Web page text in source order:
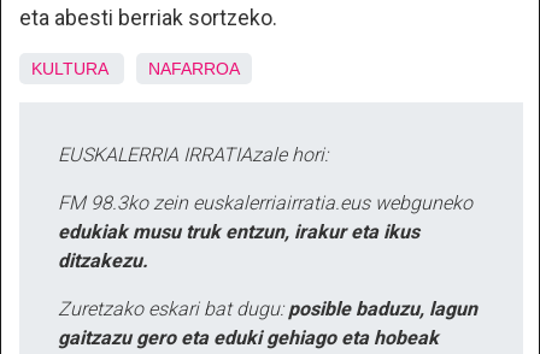
eta abesti berriak sortzeko.
KULTURA NAFARROA
EUSKALERRIA IRRATIAzale hori:
FM 98.3ko zein euskalerriairratia.eus webguneko
edukiak musu truk entzun, irakur eta ikus
ditzakezu.
Zuretzako eskari bat dugu: posible baduzu, lagun
gaitzazu gero eta eduki gehiago eta hobeak